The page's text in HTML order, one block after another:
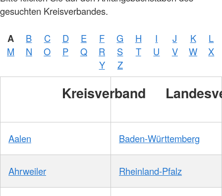
gesuchten Kreisverbandes.
A B C D E F G H I J K
L
M
N O P Q R S T U V W
X
Y
Z
Kreisverband
Aalen Baden-Württemberg
Ahrweiler Rheinland-Pfalz